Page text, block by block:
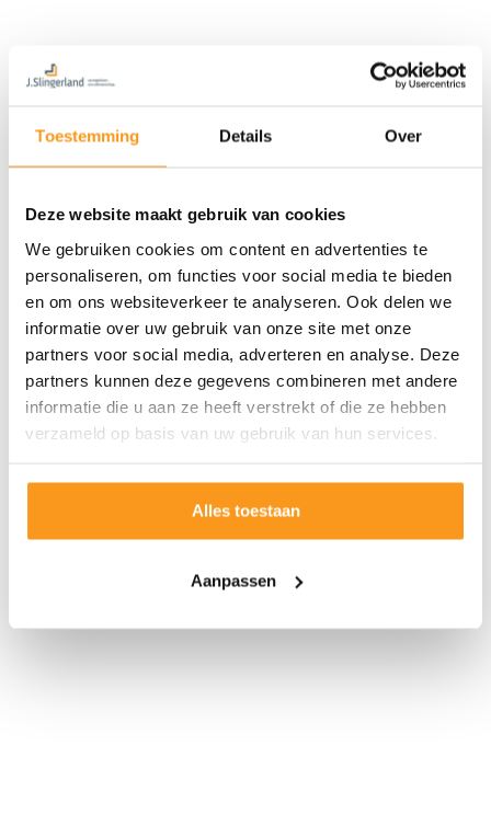
Toestemming Details Over
Deze website maakt gebruik van cookies
We gebruiken cookies om content en advertenties te
personaliseren, om functies voor social media te bieden
en om ons websiteverkeer te analyseren. Ook delen we
informatie over uw gebruik van onze site met onze
partners voor social media, adverteren en analyse. Deze
partners kunnen deze gegevens combineren met andere
informatie die u aan ze heeft verstrekt of die ze hebben
verzameld op basis van uw gebruik van hun services.
Alles toestaan
Aanpassen